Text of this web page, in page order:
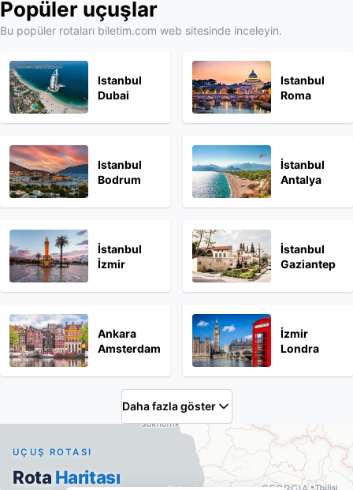
Popüler uçuşlar
Bu popüler rotaları biletim.com web sitesinde inceleyin.
Istanbul
Dubai
Istanbul
Roma
Istanbul
Bodrum
İstanbul
Antalya
İstanbul
İzmir
İstanbul
Gaziantep
Ankara
Amsterdam
İzmir
Londra
Daha fazla göster
UÇUŞ ROTASI
Rota Haritası